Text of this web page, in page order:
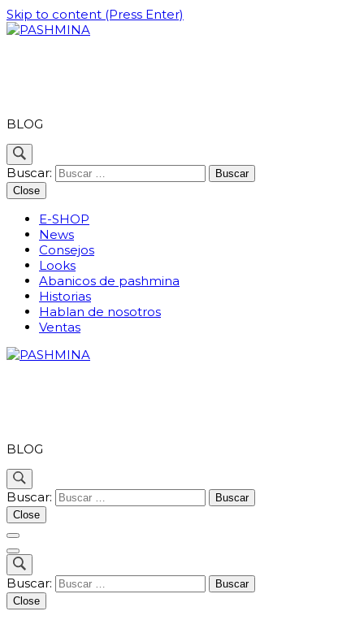
Skip to content (Press Enter)
BLOG
Buscar:
Close
E-SHOP
News
Consejos
Looks
Abanicos de pashmina
Historias
Hablan de nosotros
Ventas
BLOG
Buscar:
Close
Buscar:
Close